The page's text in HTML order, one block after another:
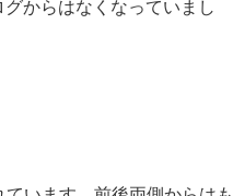
からはなくなっていまし